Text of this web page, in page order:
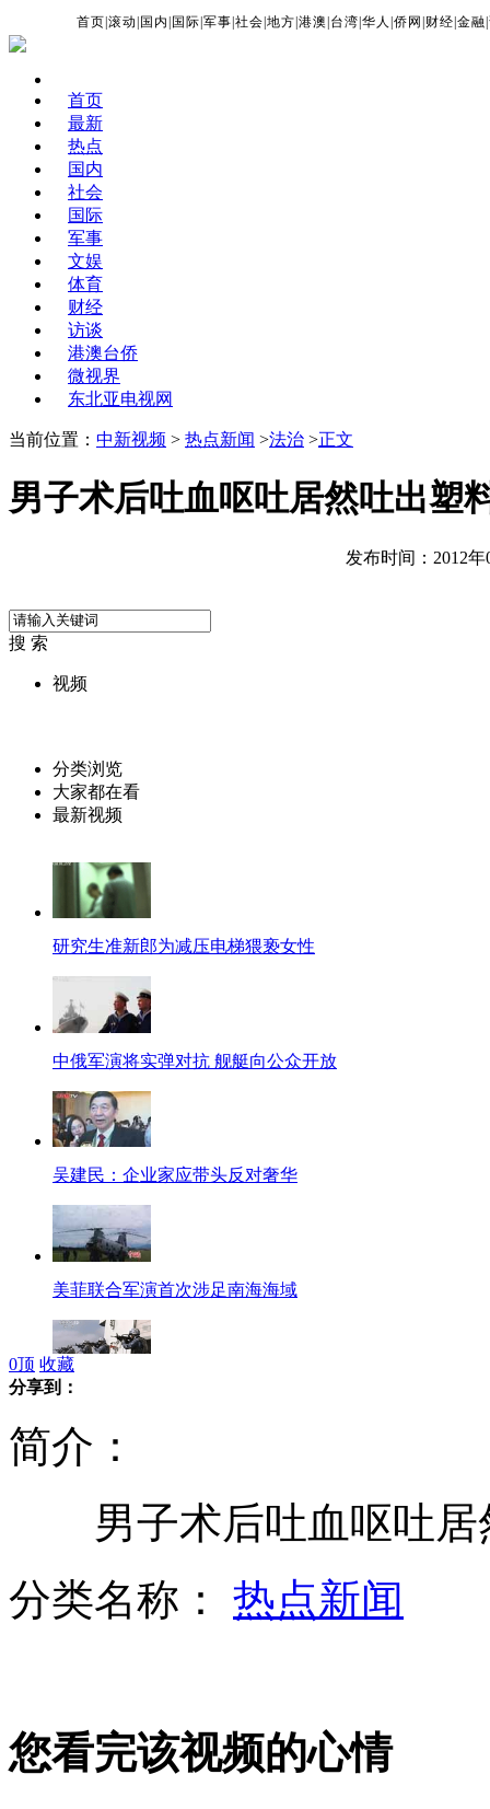
首页 |滚动 国内 国际 |军事 |社会 |地方 |港澳 台湾 |华人 |侨网 财经 |金融 |
首页
最新
热点
国内
社会
国际
军事
文娱
体育
财经
访谈
港澳台侨
微视界
东北亚电视网
当前位置： 中新视频 > 热点新闻 >法治 >正文
男子术后吐血呕吐居然吐出塑
发布时间：2012年
搜 索
视频
分类浏览
大家都在看
最新视频
研究生准新郎为减压电梯猥亵女性
中俄军演将实弹对抗 舰艇向公众开放
吴建民：企业家应带头反对奢华
美菲联合军演首次涉足南海海域
菲向黄岩岛增派2战舰1反潜机
中国现代级驱逐舰“福州”舰介绍
0顶 收藏
分享到：
简介：
男子术后吐血呕吐居
分类名称： 热点新闻
您看完该视频的心情